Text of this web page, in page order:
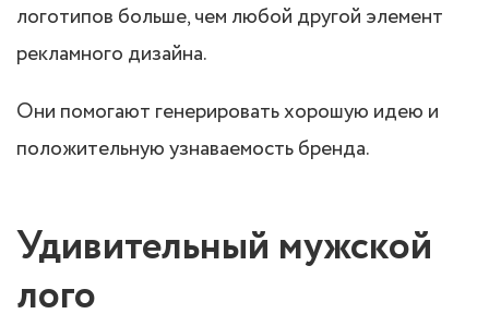
логотипов больше, чем любой другой элемент
рекламного дизайна.
Они помогают генерировать хорошую идею и
положительную узнаваемость бренда.
Удивительный мужской
лого